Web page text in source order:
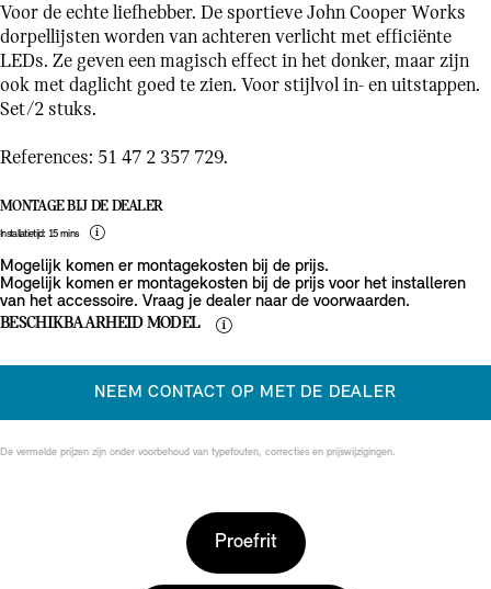
Voor de echte liefhebber. De sportieve John Cooper Works
dorpellijsten worden van achteren verlicht met efficiënte
LEDs. Ze geven een magisch effect in het donker, maar zijn
ook met daglicht goed te zien. Voor stijlvol in- en uitstappen.
Set/2 stuks.
References: 51 47 2 357 729.
MONTAGE BIJ DE DEALER
Installatietijd: 15 mins
Mogelijk komen er montagekosten bij de prijs.
Mogelijk komen er montagekosten bij de prijs voor het installeren
van het accessoire. Vraag je dealer naar de voorwaarden.
BESCHIKBAARHEID MODEL
NEEM CONTACT OP MET DE DEALER
De vermelde prijzen zijn onder voorbehoud van typefouten, correcties en prijswijzigingen.
Proefrit